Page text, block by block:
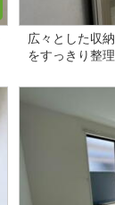
広々とした収
をすっきり整